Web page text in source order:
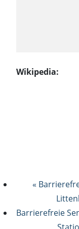
Wikipedia:
«
Barrierefreie